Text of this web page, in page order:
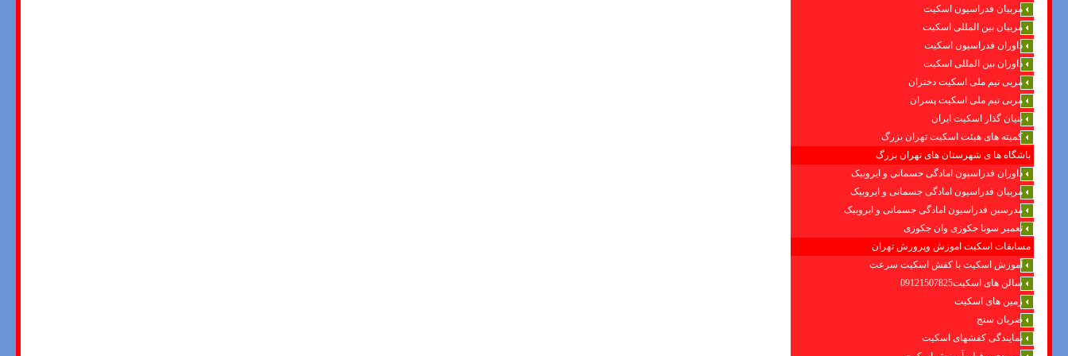
مربیان فدراسیون اسکیت
مربیان بین المللی اسکیت
داوران فدراسیون اسکیت
داوران بین المللی اسکیت
مربی تیم ملی اسکیت دختران
مربی تیم ملی اسکیت پسران
بنیان گذار اسکیت ایران
کمیته های هیئت اسکیت تهران بزرگ
باشگاه ها ی شهرستان های تهران بزرگ
داوران فدراسیون امادگی جسمانی و ایروبیک
مربیان فدراسیون امادگی جسمانی و ایروبیک
مدرسین فدراسیون امادگی جسمانی و ایروبیک
تعمیر سونا جکوزی وان جکوزی
مسابقات اسکیت اموزش وپرورش تهران
آموزش اسکیت با کفش اسکیت سرعت
سالن های اسکیت09121507825
زمین های اسکیت
ضربان سنج
نمایندگی کفشهای اسکیت